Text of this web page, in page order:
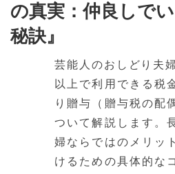
の真実：仲良しで
秘訣』
芸能人のおしどり夫
以上で利用できる税
り贈与（贈与税の配
ついて解説します。
婦ならではのメリッ
けるための具体的な